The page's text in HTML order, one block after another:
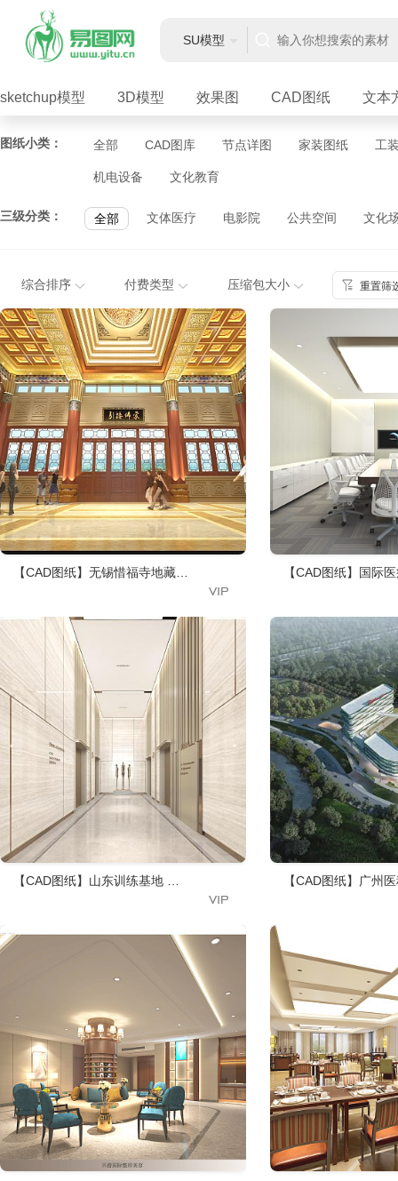
SU模型
sketchup模型 3D模型 效果图 CAD图纸 文本
图纸小类： 全部 CAD图库 节点详图 家装图纸 工
机电设备 文化教育
三级分类： 全部 文体医疗 电影院 公共空间 文化
综合排序 付费类型 压缩包大小 重置筛
【CAD图纸】无锡惜福寺地藏殿 CAD施工图+效果图
【CAD图纸】山东训练基地 效果图+CAD施工图+建筑图
【CAD图纸】国际
【CAD图纸】广州